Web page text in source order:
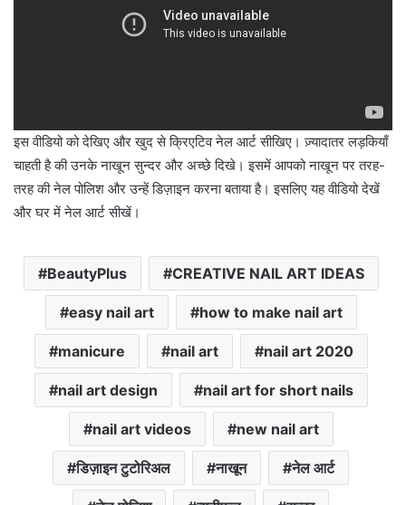
इस वीडियो को देखिए और खुद से क्रिएटिव नेल आर्ट सीखिए। ज़्यादातर लड़कियाँ
चाहती है की उनके नाखून सुन्दर और अच्छे दिखे। इसमें आपको नाखून पर तरह-
तरह की नेल पोलिश और उन्हें डिज़ाइन करना बताया है। इसलिए यह वीडियो देखें
और घर में नेल आर्ट सीखें।
BeautyPlus CREATIVE NAIL ART IDEAS
easy nail art how to make nail art
manicure nail art nail art 2020
nail art design nail art for short nails
nail art videos new nail art
डिज़ाइन टुटोरिअल नाखून नेल आर्ट